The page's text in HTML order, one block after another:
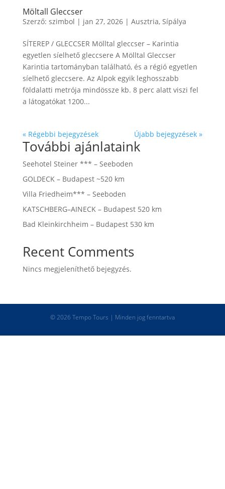
Möltall Gleccser
Szerző: szimbol | jan 27, 2026| Ausztria, Sípálya
SÍTEREP / GLECCSER Mölltal gleccser – Karintia
egyetlen síelhető gleccsere A Mölltal Gleccser
Karintia tartományban található, és a régió egyetlen
síelhető gleccsere. Az Alpok egyik leghosszabb
földalatti metrója mindössze kb. 8 perc alatt viszi fel
a látogatókat 1200...
« Régebbi bejegyzések Újabb bejegyzések »
További ajánlataink
Seehotel Steiner *** – Seeboden
GOLDECK – Budapest ~520 km
Villa Friedheim*** – Seeboden
KATSCHBERG–AINECK – Budapest 520 km
Bad Kleinkirchheim – Budapest 530 km
Recent Comments
Nincs megjeleníthető bejegyzés.
© 2026 Tempo Tours | Minden jog fenntartva